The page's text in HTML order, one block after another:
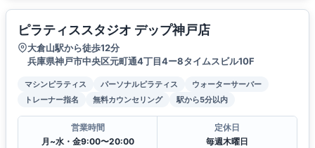
ピラティススタジオ デップ神戸店
大倉山駅から徒歩12分
兵庫県神戸市中央区元町通4丁目4ー8タイムスビル10F
マシンピラティス パーソナルピラティス
ウォーターサーバー
トレーナー指名
無料カウンセリング 駅から5分以内
営業時間
月~水・金9:00〜20:00
定休日
毎週木曜日